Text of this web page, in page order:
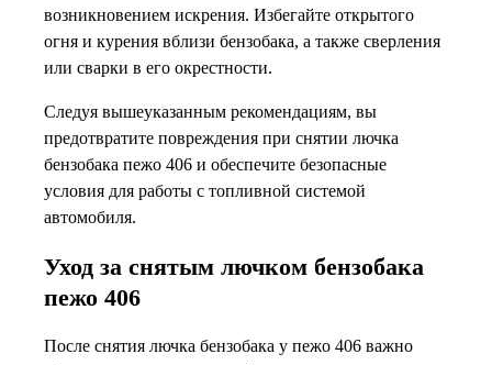
возникновением искрения. Избегайте открытого
огня и курения вблизи бензобака, а также сверления
или сварки в его окрестности.
Следуя вышеуказанным рекомендациям, вы
предотвратите повреждения при снятии лючка
бензобака пежо 406 и обеспечите безопасные
условия для работы с топливной системой
автомобиля.
Уход за снятым лючком бензобака
пежо 406
После снятия лючка бензобака у пежо 406 важно